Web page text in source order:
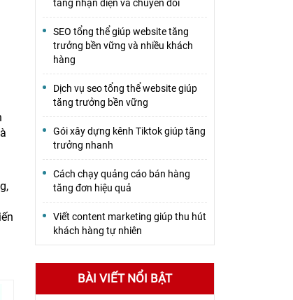
tăng nhận diện và chuyển đổi
SEO tổng thể giúp website tăng
trưởng bền vững và nhiều khách
hàng
Dịch vụ seo tổng thể website giúp
tăng trưởng bền vững
Gói xây dựng kênh Tiktok giúp tăng
trưởng nhanh
Cách chạy quảng cáo bán hàng
tăng đơn hiệu quả
Viết content marketing giúp thu hút
khách hàng tự nhiên
BÀI VIẾT NỔI BẬT